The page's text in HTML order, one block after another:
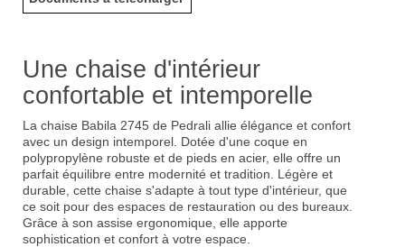
Une chaise d'intérieur
confortable et intemporelle
La chaise Babila 2745 de Pedrali allie élégance et confort
avec un design intemporel. Dotée d'une coque en
polypropylène robuste et de pieds en acier, elle offre un
parfait équilibre entre modernité et tradition. Légère et
durable, cette chaise s'adapte à tout type d'intérieur, que
ce soit pour des espaces de restauration ou des bureaux.
Grâce à son assise ergonomique, elle apporte
sophistication et confort à votre espace.